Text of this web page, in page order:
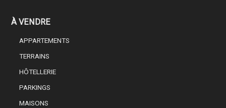
À VENDRE
APPARTEMENTS
TERRAINS
HÔTELLERIE
PARKINGS
MAISONS